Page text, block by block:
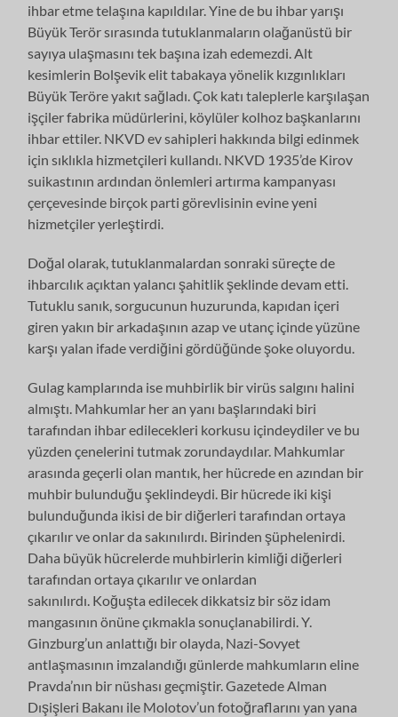
ihbar etme telaşına kapıldılar. Yine de bu ihbar yarışı
Büyük Terör sırasında tutuklanmaların olağanüstü bir
sayıya ulaşmasını tek başına izah edemezdi. Alt
kesimlerin Bolşevik elit tabakaya yönelik kızgınlıkları
Büyük Teröre yakıt sağladı. Çok katı taleplerle karşılaşan
işçiler fabrika müdürlerini, köylüler kolhoz başkanlarını
ihbar ettiler. NKVD ev sahipleri hakkında bilgi edinmek
için sıklıkla hizmetçileri kullandı. NKVD 1935’de Kirov
suikastının ardından önlemleri artırma kampanyası
çerçevesinde birçok parti görevlisinin evine yeni
hizmetçiler yerleştirdi.
Doğal olarak, tutuklanmalardan sonraki süreçte de
ihbarcılık açıktan yalancı şahitlik şeklinde devam etti.
Tutuklu sanık, sorgucunun huzurunda, kapıdan içeri
giren yakın bir arkadaşının azap ve utanç içinde yüzüne
karşı yalan ifade verdiğini gördüğünde şoke oluyordu.
Gulag kamplarında ise muhbirlik bir virüs salgını halini
almıştı. Mahkumlar her an yanı başlarındaki biri
tarafından ihbar edilecekleri korkusu içindeydiler ve bu
yüzden çenelerini tutmak zorundaydılar. Mahkumlar
arasında geçerli olan mantık, her hücrede en azından bir
muhbir bulunduğu şeklindeydi. Bir hücrede iki kişi
bulunduğunda ikisi de bir diğerleri tarafından ortaya
çıkarılır ve onlar da sakınılırdı. Birinden şüphelenirdi.
Daha büyük hücrelerde muhbirlerin kimliği diğerleri
tarafından ortaya çıkarılır ve onlardan
sakınılırdı. Koğuşta edilecek dikkatsiz bir söz idam
mangasının önüne çıkmakla sonuçlanabilirdi. Y.
Ginzburg’un anlattığı bir olayda, Nazi-Sovyet
antlaşmasının imzalandığı günlerde mahkumların eline
Pravda’nın bir nüshası geçmiştir. Gazetede Alman
Dışişleri Bakanı ile Molotov’un fotoğraflarını yan yana